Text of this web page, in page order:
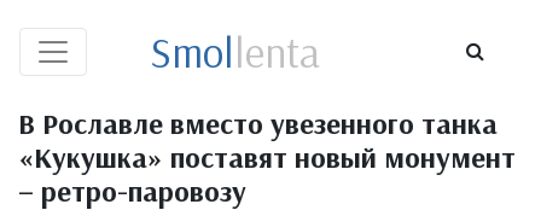
Smollenta
В Рославле вместо увезенного танка
«Кукушка» поставят новый монумент
– ретро-паровозу